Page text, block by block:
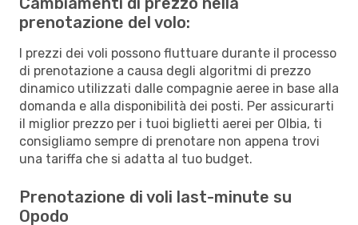
prenotazione del volo:
I prezzi dei voli possono fluttuare durante il processo
di prenotazione a causa degli algoritmi di prezzo
dinamico utilizzati dalle compagnie aeree in base alla
domanda e alla disponibilità dei posti. Per assicurarti
il miglior prezzo per i tuoi biglietti aerei per Olbia, ti
consigliamo sempre di prenotare non appena trovi
una tariffa che si adatta al tuo budget.
Prenotazione di voli last-minute su
Opodo